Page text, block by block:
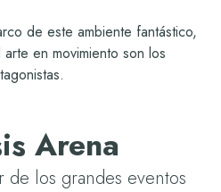
de este ambiente fantástico,
en movimiento son los
Arena
de los grandes eventos